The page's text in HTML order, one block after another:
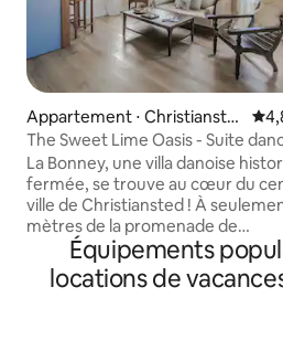
Appartement ⋅ Christianste
d
The Sweet Lime Oasis - Suite
des Antilles
La Bonney, une villa danoise
fermée, se trouve au cœur du
ville de Christiansted ! À
mètres de la promenade de
Christiansted et à distance de
du ferry, des hydravions, des
des bars et des restaurants, du
Équipements
locations de